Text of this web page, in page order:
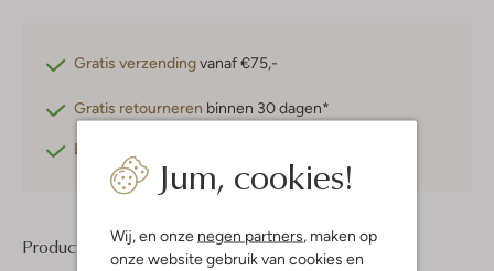
Jum, cookies!
Wij, en onze negen partners , maken op
onze website gebruik van cookies en
Gratis verzendingvanaf €75,-
Gratis retourneren binnen 30 dagen*
Betaal achteraf
Product informatie